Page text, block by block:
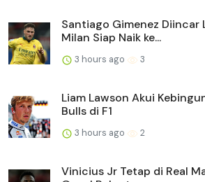
Santiago Gimenez Diincar
Milan Siap Naik ke...
3 hours ago 3
Liam Lawson Akui
Bulls di F1
3 hours ago 2
Vinicius Jr Tetap di Real